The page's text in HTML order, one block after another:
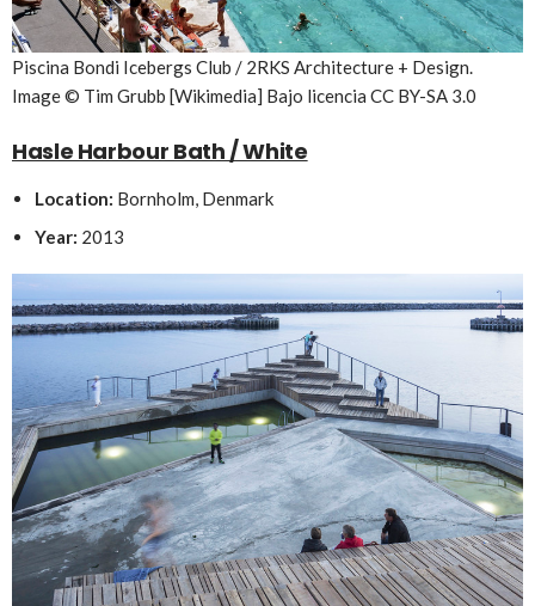
Piscina Bondi Icebergs Club / 2RKS Architecture + Design.
Image © Tim Grubb [Wikimedia] Bajo licencia CC BY-SA 3.0
Hasle Harbour Bath / White
Location: Bornholm, Denmark
Year: 2013